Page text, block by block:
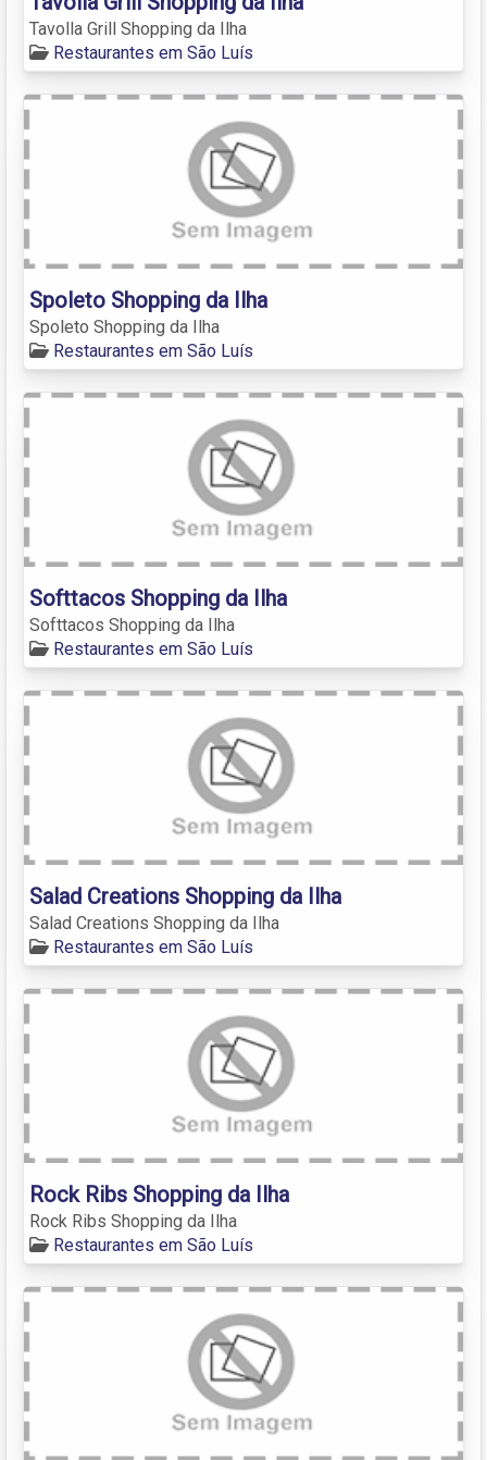
Tavolla Grill Shopping da Ilha
Restaurantes em São Luís
Spoleto Shopping da Ilha
Spoleto Shopping da Ilha
Restaurantes em São Luís
Softtacos Shopping da Ilha
Softtacos Shopping da Ilha
Restaurantes em São Luís
Salad Creations Shopping da Ilha
Salad Creations Shopping da Ilha
Restaurantes em São Luís
Rock Ribs Shopping da Ilha
Rock Ribs Shopping da Ilha
Restaurantes em São Luís